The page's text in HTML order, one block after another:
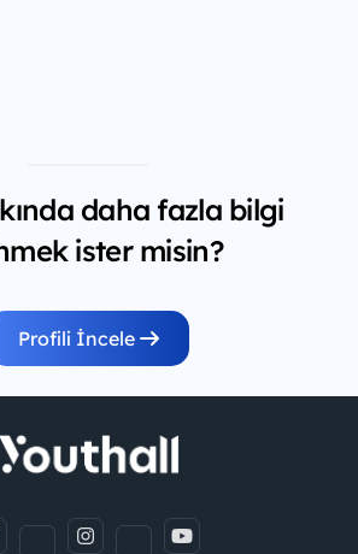
daha fazla bilgi
ister misin?
Profili İncele